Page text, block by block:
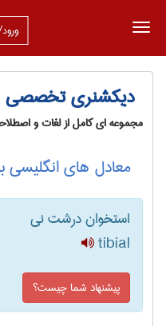
دیکشنری تخصصی
مجموعه ای کامل از لغات و
معادل های
استخوان درشت نی
tibial
پیشنهاد شما چیست؟